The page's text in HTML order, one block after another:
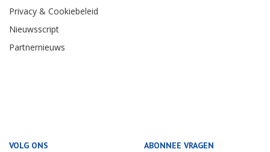
Privacy & Cookiebeleid
Nieuwsscript
Partnernieuws
VOLG ONS ABONNEE VRAGEN